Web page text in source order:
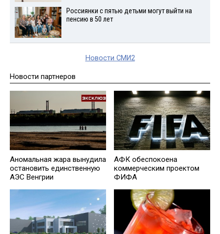
Россиянки с пятью детьми могут выйти на
пенсию в 50 лет
Новости СМИ2
Новости партнеров
Аномальная жара вынудила
остановить единственную
АЭС Венгрии
АФК обеспокоена
коммерческим проектом
ФИФА